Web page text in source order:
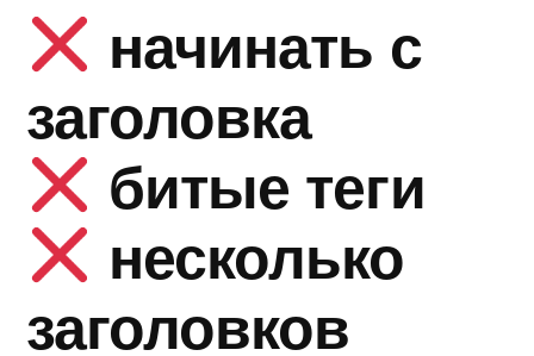
начинать с
заголовка
битые теги
несколько
заголовков